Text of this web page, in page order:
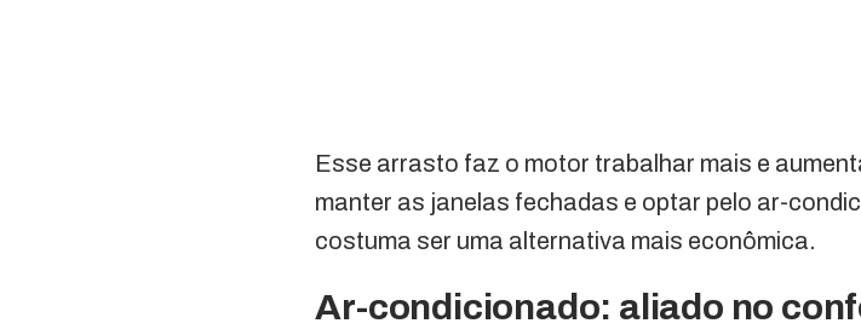
Esse arrasto faz o motor trabalhar mais e
manter as janelas fechadas e optar pelo ar-
costuma ser uma alternativa mais econômica.
Ar-condicionado: aliado no